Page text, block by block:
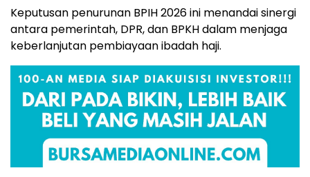
Keputusan penurunan BPIH 2026 ini menandai sinergi
antara pemerintah, DPR, dan BPKH dalam menjaga
keberlanjutan pembiayaan ibadah haji.